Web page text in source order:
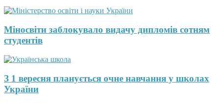
Міносвіти заблокувало видачу дипломів сотням
студентів
З 1 вересня планується очне навчання у школах
України